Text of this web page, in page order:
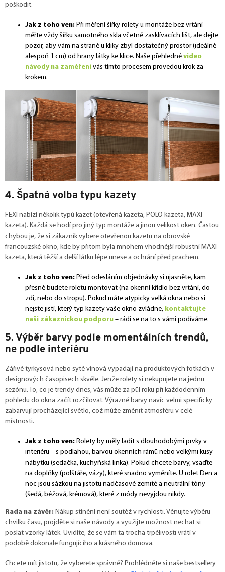
poškodit.
Jak z toho ven: Při měření šířky rolety u montáže bez vrtání
měřte vždy šířku samotného skla včetně zasklívacích lišt, ale dejte
pozor, aby vám na straně u kliky zbyl dostatečný prostor (ideálně
alespoň 1 cm) od hrany látky ke klice. Naše přehledné video
návody na zaměření vás tímto procesem provedou krok za
krokem.
4. Špatná volba typu kazety
FEXI nabízí několik typů kazet (otevřená kazeta, POLO kazeta, MAXI
kazeta). Každá se hodí pro jiný typ montáže a jinou velikost oken. Častou
chybou je, že si zákazník vybere otevřenou kazetu na obrovské
francouzské okno, kde by přitom byla mnohem vhodnější robustní MAXI
kazeta, která těžší a delší látku lépe unese a ochrání před prachem.
Jak z toho ven: Před odesláním objednávky si ujasněte, kam
přesně budete roletu montovat (na okenní křídlo bez vrtání, do
zdi, nebo do stropu). Pokud máte atypicky velká okna nebo si
nejste jistí, který typ kazety vaše okno zvládne, kontaktujte
naši zákaznickou podporu – rádi se na to s vámi podíváme.
5. Výběr barvy podle momentálních trendů,
ne podle interiéru
Zářivě tyrkysová nebo sytě vínová vypadají na produktových fotkách v
designových časopisech skvěle. Jenže rolety si nekupujete na jednu
sezónu. To, co je trendy dnes, vás může za půl roku při každodenním
pohledu do okna začít rozčilovat. Výrazné barvy navíc velmi specificky
zabarvují procházející světlo, což může změnit atmosféru v celé
místnosti.
Jak z toho ven: Rolety by měly ladit s dlouhodobými prvky v
interiéru – s podlahou, barvou okenních rámů nebo velkými kusy
nábytku (sedačka, kuchyňská linka). Pokud chcete barvy, vsaďte
na doplňky (polštáře, vázy), které snadno vyměníte. U rolet Den a
noc jsou sázkou na jistotu nadčasové zemité a neutrální tóny
(šedá, béžová, krémová), které z módy nevyjdou nikdy.
Rada na závěr: Nákup stínění není soutěž v rychlosti. Věnujte výběru
chvilku času, projděte si naše návody a využijte možnost nechat si
poslat vzorky látek. Uvidíte, že se vám ta trocha trpělivosti vrátí v
podobě dokonale fungujícího a krásného domova.
Chcete mít jistotu, že vyberete správně? Prohlédněte si naše bestsellery